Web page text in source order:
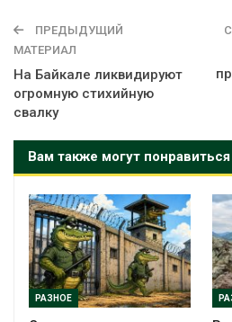
ПРЕДЫДУЩИЙ
МАТЕРИАЛ
На Байкале ликвидируют
огромную стихийную
свалку
Вам также могут понравиться
РАЗНОЕ